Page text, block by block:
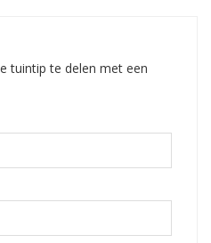
tuintip te delen met een